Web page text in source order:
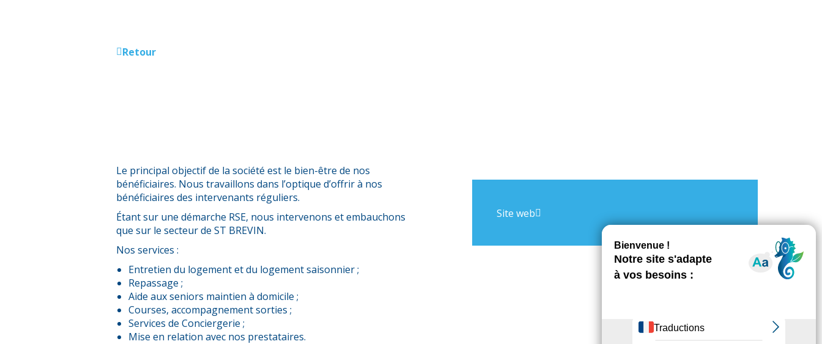
Retour
Le principal objectif de la société est le bien-être de nos
bénéficiaires. Nous travaillons dans l’optique d’offrir à nos
bénéficiaires des intervenants réguliers.
Étant sur une démarche RSE, nous intervenons et embauchons
que sur le secteur de ST BREVIN.
Nos services :
Entretien du logement et du logement saisonnier ;
Repassage ;
Aide aux seniors maintien à domicile ;
Courses, accompagnement sorties ;
Services de Conciergerie ;
Mise en relation avec nos prestataires.
Site web